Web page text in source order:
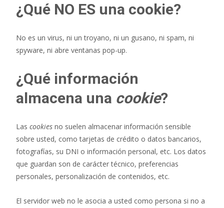
¿Qué NO ES una cookie?
No es un virus, ni un troyano, ni un gusano, ni spam, ni
spyware, ni abre ventanas pop-up.
¿Qué información
almacena una cookie?
Las cookies no suelen almacenar información sensible
sobre usted, como tarjetas de crédito o datos bancarios,
fotografías, su DNI o información personal, etc. Los datos
que guardan son de carácter técnico, preferencias
personales, personalización de contenidos, etc.
El servidor web no le asocia a usted como persona si no a